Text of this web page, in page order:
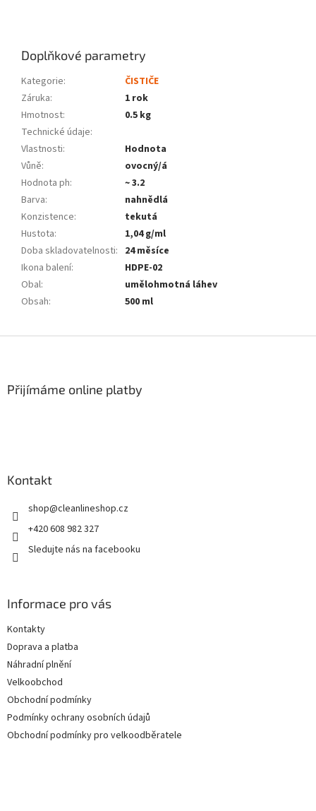
Doplňkové parametry
Kategorie:
ČISTIČE
Záruka:
1 rok
Hmotnost:
0.5 kg
Technické údaje:
Vlastnosti:
Hodnota
Vůně:
ovocný/á
Hodnota ph:
~ 3.2
Barva:
nahnědlá
Konzistence:
tekutá
Hustota:
1,04 g/ml
Doba skladovatelnosti: 24 měsíce
Ikona balení:
HDPE-02
Obal:
umělohmotná láhev
Obsah: 500 ml
Přijímáme online platby
Kontakt
shop@cleanlineshop.cz
+420 608 982 327
Sledujte nás na facebooku
Informace pro vás
Kontakty
Doprava a platba
Náhradní plnění
Velkoobchod
Obchodní podmínky
Podmínky ochrany osobních údajů
Obchodní podmínky pro velkoodběratele